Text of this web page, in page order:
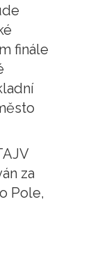
finále
za
Pole,